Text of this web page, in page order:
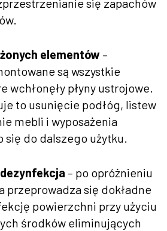
elementów –
są wszystkie
wchłonęły płyny ustrojowe.
to usunięcie podłóg, listew
mebli i wyposażenia
do dalszego użytku.
– po opróżnieniu
przeprowadza się dokładne
powierzchni przy użyciu
środków eliminujących